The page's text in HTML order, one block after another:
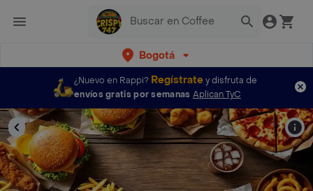
Bogotá
¿Nuevo en Rappi? Regístratey disfruta de
envíos gratis por semanas Aplican TyC